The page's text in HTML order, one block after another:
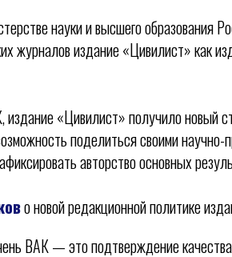
науки и высшего образования
журналов издание «Цивилист» как
«Цивилист» получило новый
поделиться своими научно-
авторство основных
о новой редакционной политике
ВАК — это подтверждение